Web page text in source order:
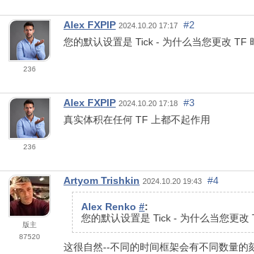
236
Alex FXPIP 2024.10.20 17:17
#2
您的默认设置是 Tick - 为什么当您更改 TF
236
Alex FXPIP 2024.10.20 17:18
#3
真实体积在任何 TF 上都不起作用
版主
87520
Artyom Trishkin 2024.10.20 19:43 #4
Alex Renko #:
您的默认设置是 Tick - 为什么当您更
这很自然--不同的时间框架会有不同数量的